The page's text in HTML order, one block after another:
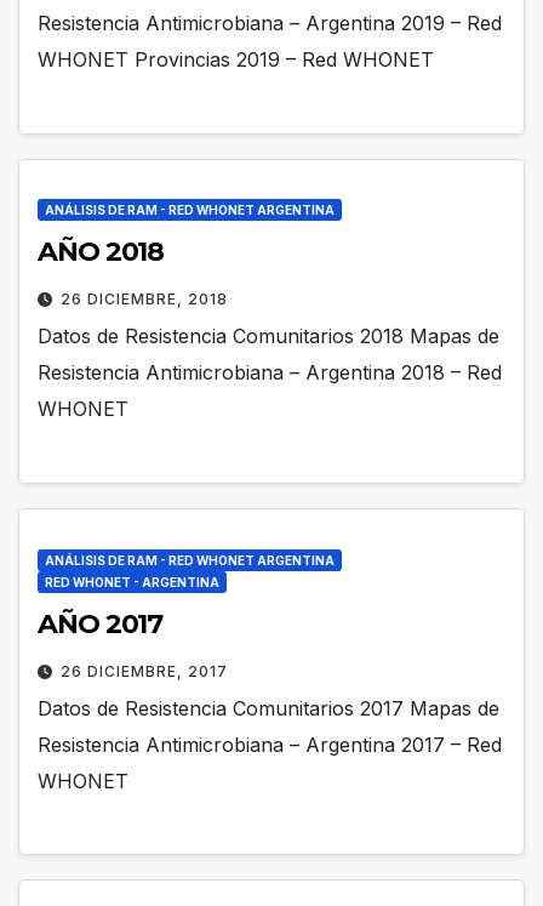
Resistencia Antimicrobiana – Argentina 2019 – Red
WHONET Provincias 2019 – Red WHONET
ANÁLISIS DE RAM - RED WHONET ARGENTINA
AÑO 2018
26 DICIEMBRE, 2018
Datos de Resistencia Comunitarios 2018 Mapas de
Resistencia Antimicrobiana – Argentina 2018 – Red
WHONET
ANÁLISIS DE RAM - RED WHONET ARGENTINA
RED WHONET - ARGENTINA
AÑO 2017
26 DICIEMBRE, 2017
Datos de Resistencia Comunitarios 2017 Mapas de
Resistencia Antimicrobiana – Argentina 2017 – Red
WHONET